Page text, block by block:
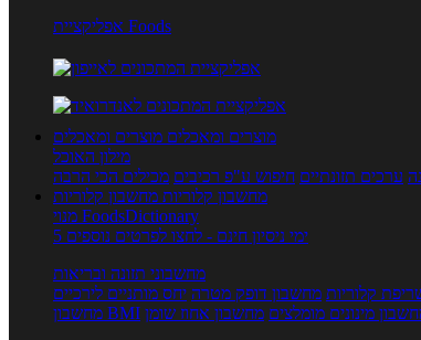
אפליקציית Foods
מוצרים ומאכלים מוצרים ומאכלים
מילון האוכל
ערכים תזונתיים חיפוש ע"פ רכיבים מכילים הכי הרבה
מחשבון קלוריות מחשבון קלוריות
מנוי FoodsDictionary
5 ימי ניסיון חינם - לחצו לפרטים נוספים
מחשבוני תזונה ובריאות
קלוריות מחשבון דופק מטרה יחס מותניים לירכיים
מחשבון BMI
מינונים מומלצים מחשבון אחוז שומן